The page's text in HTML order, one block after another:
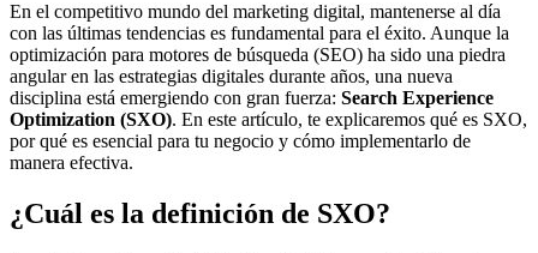
En el competitivo mundo del marketing digital, mantenerse al día
con las últimas tendencias es fundamental para el éxito. Aunque la
optimización para motores de búsqueda (SEO) ha sido una piedra
angular en las estrategias digitales durante años, una nueva
disciplina está emergiendo con gran fuerza: Search Experience
Optimization (SXO). En este artículo, te explicaremos qué es SXO,
por qué es esencial para tu negocio y cómo implementarlo de
manera efectiva.
¿Cuál es la definición de SXO?